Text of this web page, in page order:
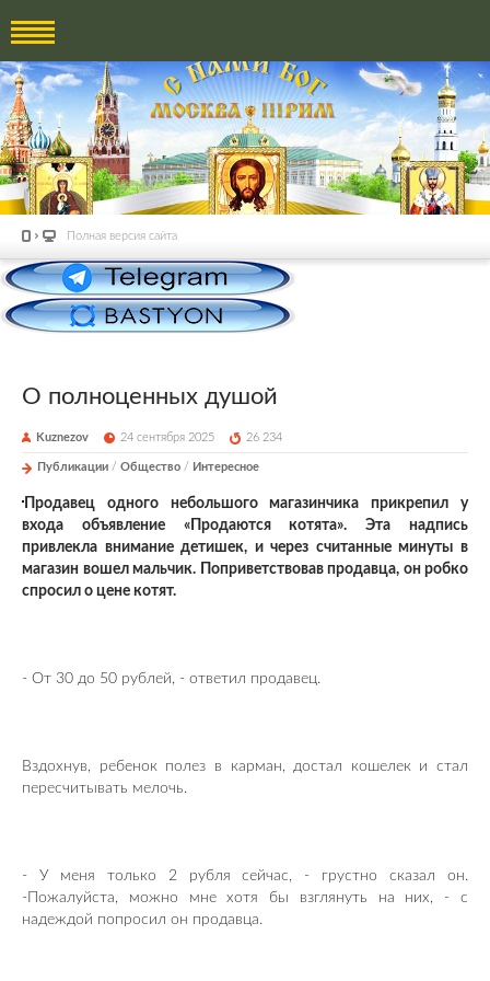
Полная версия сайта
О полноценных душой
Kuznezov 24 сентября 2025 26 234
Публикации / Общество / Интересное
Продавец одного небольшого магазинчика прикрепил у
входа объявление «Продаются котята». Эта надпись
привлекла внимание детишек, и через считанные минуты в
магазин вошел мальчик. Поприветствовав продавца, он робко
спросил о цене котят.
- От 30 до 50 рублей, - ответил продавец.
Вздохнув, ребенок полез в карман, достал кошелек и стал
пересчитывать мелочь.
- У меня только 2 рубля сейчас, - грустно сказал он.
-Пожалуйста, можно мне хотя бы взглянуть на них, - с
надеждой попросил он продавца.